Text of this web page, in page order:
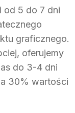
od 5 do 7 dni
graficznego.
oferujemy
do 3-4 dni
30% wartości